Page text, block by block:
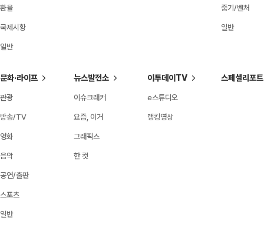
환율
국제시황
일반
중기/벤처
일반
문화·라이프
관광
방송/TV
영화
음악
공연/출판
스포츠
일반
뉴스발전소
이슈크래커
요즘, 이거
그래픽스
한 컷
이투데이TV
e스튜디오
랭킹영상
스페셜리포트